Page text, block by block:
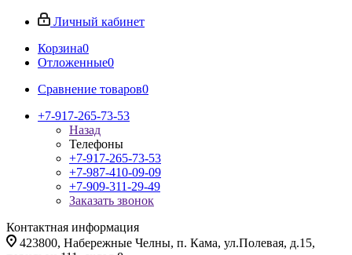
Личный кабинет
Корзина0
Отложенные0
Сравнение товаров0
+7-917-265-73-53
Назад
Телефоны
+7-917-265-73-53
+7-987-410-09-09
+7-909-311-29-49
Заказать звонок
Контактная информация
423800, Набережные Челны, п. Кама, ул.Полевая, д.15,